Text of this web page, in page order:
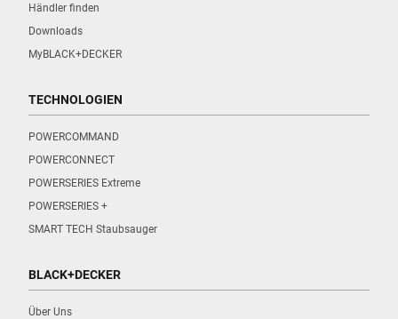
Händler finden
Downloads
MyBLACK+DECKER
TECHNOLOGIEN
POWERCOMMAND
POWERCONNECT
POWERSERIES Extreme
POWERSERIES +
SMART TECH Staubsauger
BLACK+DECKER
Über Uns